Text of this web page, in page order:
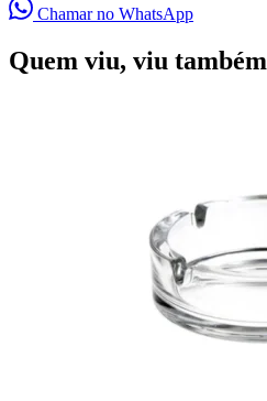
Chamar no WhatsApp
Quem viu, viu também